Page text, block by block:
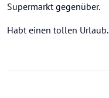
Supermarkt gegenüber.
Habt einen tollen Urlaub.